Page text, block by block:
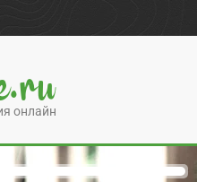
онлайн